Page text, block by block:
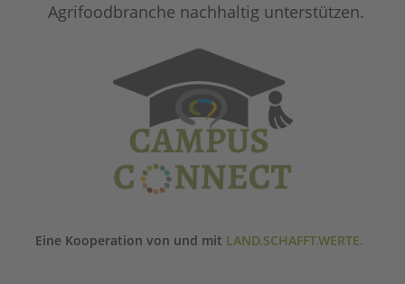
Agrifoodbranche nachhaltig unterstützen.
Eine Kooperation von und mit LAND.SCHAFFT.WERTE.